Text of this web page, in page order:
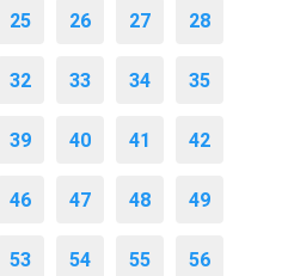
25 26 27 28
32 33 34 35
39 40 41 42
46 47 48 49
53 54 55 56